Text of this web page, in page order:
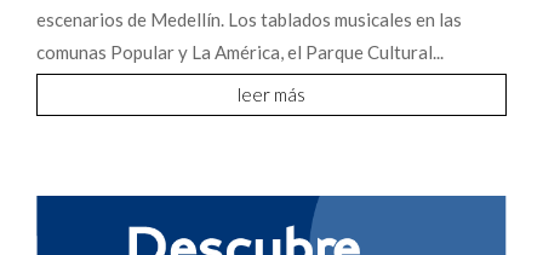
escenarios de Medellín. Los tablados musicales en las
comunas Popular y La América, el Parque Cultural...
leer más